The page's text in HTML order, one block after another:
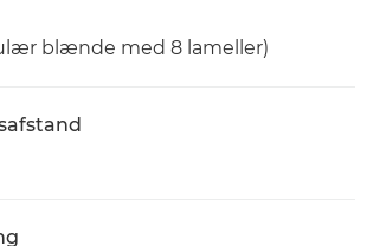
blænde med 8 lameller)